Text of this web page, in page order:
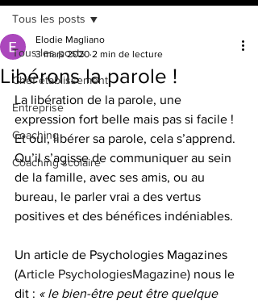
Tous les posts
Chef établissement
Entreprise
Coaching
Coaching scolaire
Tous les posts
Libérons la parole !
Elodie Magliano
3 mars 2020 2 min de lecture
La libération de la parole, une
expression fort belle mais pas si facile !
Et oui, libérer sa parole, cela s’apprend.
Qu’il s’agisse de communiquer au sein
de la famille, avec ses amis, ou au
bureau, le parler vrai a des vertus
positives et des bénéfices indéniables.
Un article de Psychologies Magazines
(Article PsychologiesMagazine) nous le
dit : « le bien-être peut être quelque